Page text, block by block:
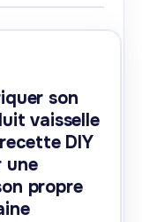
son
vaisselle
DIY
une
propre